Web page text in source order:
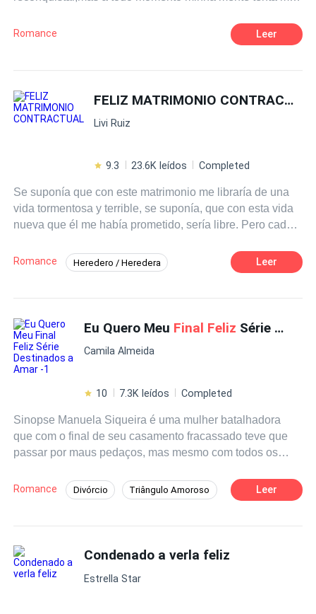
meu amor,não agora que estou tão perto!!!.
Romance Leer
FELIZ MATRIMONIO CONTRACTUAL
Livi Ruiz
9.3 23.6K leídos Completed
Se suponía que con este matrimonio me libraría de una
vida tormentosa y terrible, se suponía, que con esta vida
nueva que él me había prometido, sería libre. Pero cada
hombre, cada día, siento que esta jaula, este matrimonio
no tendrá fin. Pues Axel Aiken, es un hombre
debo convertirme en lo que tanto odio, debo volverse un
ser como él. Debo convertirme, no solo en su esposa,
debo convertirme, en la mujer de su talla, para lograr ser
feliz, debo ser la mejor esposa contractual.
Romance Heredero / Heredera
Traición Matrimonio por Contrato
Leer
Eu Quero Meu Final Feliz Série Destinados a Amar -1
Camila Almeida
10 7.3K leídos Completed
Sinopse Manuela Siqueira é uma mulher batalhadora
que com o final de seu casamento fracassado teve que
passar por maus pedaços, mas mesmo com todos os
lado seus maiores presentes, suas filhas que são o seu
maior orgulho. Mas diante de tudo isso ela ainda sente
e dor... Vocês não podem perder! Venha conferir o
primeiro livro da Série Destinados a Amar 1
Romance Divórcio Triângulo Amoroso Leer
Condenado a verla feliz
Estrella Star